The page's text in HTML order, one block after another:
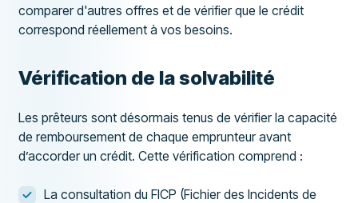
comparer d'autres offres et de vérifier que le crédit
correspond réellement à vos besoins.
Vérification de la solvabilité
Les prêteurs sont désormais tenus de vérifier la capacité
de remboursement de chaque emprunteur avant
d’accorder un crédit. Cette vérification comprend :
La consultation du FICP (Fichier des Incidents de